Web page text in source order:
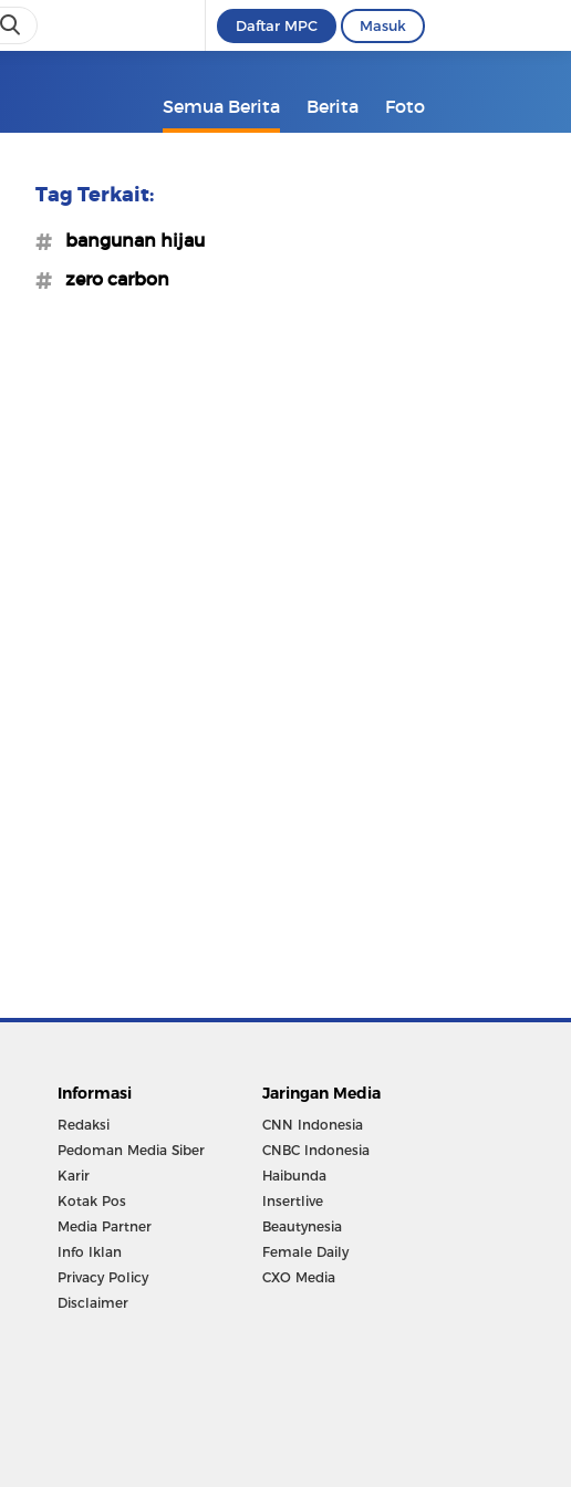
Daftar MPC Masuk
Semua Berita Berita Foto
Tag Terkait:
#bangunan hijau
#zero carbon
Informasi
Redaksi
Pedoman Media Siber
Karir
Kotak Pos
Media Partner
Info Iklan
Privacy Policy
Disclaimer
Jaringan Media
CNN Indonesia
CNBC Indonesia
Haibunda
Insertlive
Beautynesia
Female Daily
CXO Media